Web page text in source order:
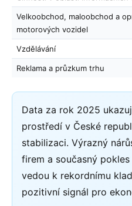
Velkoobchod, maloobchod a
motorových vozidel
Vzdělávání
Reklama a průzkum trhu
Data za rok 2025
prostředí v České
stabilizaci. Výrazný
firem a současný
vedou k rekordnímu
pozitivní signál pro